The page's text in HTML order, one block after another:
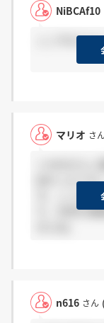
NiBCAf10
ここ今から
マリオ さ
良かったで
す。ここの
り，合否の
n616 さん